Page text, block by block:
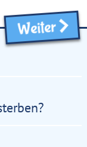
Weiter